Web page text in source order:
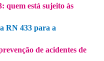
quem está sujeito às
RN 433 para a
de acidentes de